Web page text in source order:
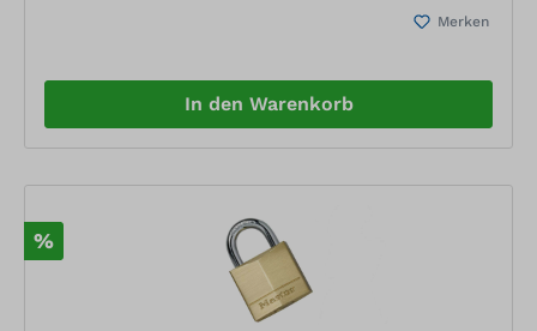
Merken
In den Warenkorb
%